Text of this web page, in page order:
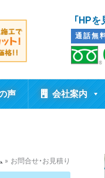
「HP
通話無
声 会社案内
お問合せ・お見積り